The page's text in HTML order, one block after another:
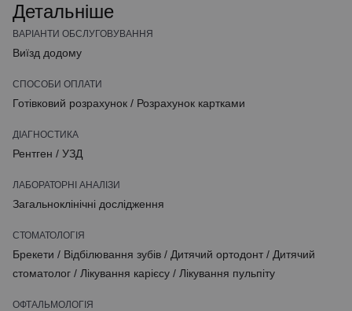
Детальніше
ВАРІАНТИ ОБСЛУГОВУВАННЯ
Виїзд додому
СПОСОБИ ОПЛАТИ
Готівковий розрахунок / Розрахунок картками
ДІАГНОСТИКА
Рентген / УЗД
ЛАБОРАТОРНІ АНАЛІЗИ
Загальноклінічні дослідження
СТОМАТОЛОГІЯ
Брекети / Відбілювання зубів / Дитячий ортодонт / Дитячий
стоматолог / Лікування карієсу / Лікування пульпіту
ОФТАЛЬМОЛОГІЯ